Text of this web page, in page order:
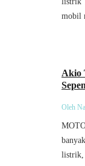
mobil
Akio
Oleh
listrik,